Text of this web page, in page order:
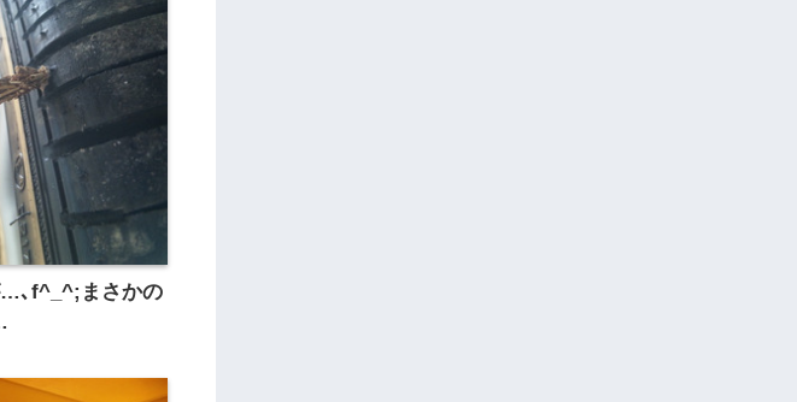
…､f^_^;まさかの